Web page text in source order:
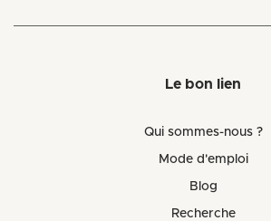
Le bon lien
Qui sommes-nous ?
Mode d'emploi
Blog
Recherche